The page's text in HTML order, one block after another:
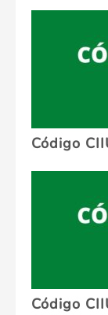
Código
Código